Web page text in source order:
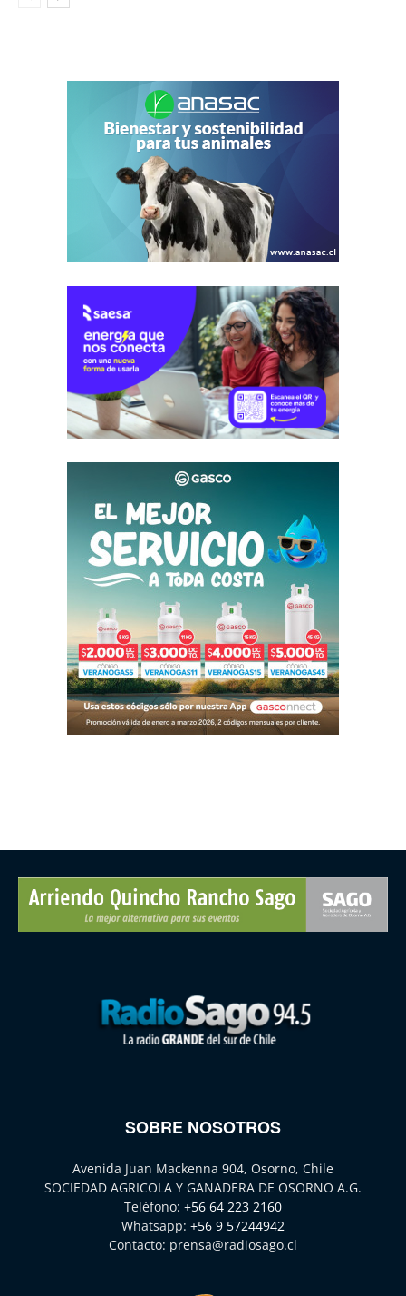
SOBRE NOSOTROS
Avenida Juan Mackenna 904, Osorno, Chile
SOCIEDAD AGRICOLA Y GANADERA DE OSORNO A.G.
Teléfono: +56 64 223 2160
Whatsapp: +56 9 57244942
Contacto: prensa@radiosago.cl